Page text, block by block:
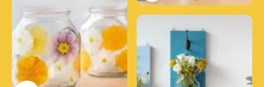
gemaakt met Nutella®
potten
muurtuin creëren met
Nutella® potten